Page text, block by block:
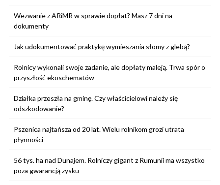
Wezwanie z ARiMR w sprawie dopłat? Masz 7 dni na
dokumenty
Jak udokumentować praktykę wymieszania słomy z glebą?
Rolnicy wykonali swoje zadanie, ale dopłaty maleją. Trwa spór o
przyszłość ekoschematów
Działka przeszła na gminę. Czy właścicielowi należy się
odszkodowanie?
Pszenica najtańsza od 20 lat. Wielu rolnikom grozi utrata
płynności
56 tys. ha nad Dunajem. Rolniczy gigant z Rumunii ma wszystko
poza gwarancją zysku